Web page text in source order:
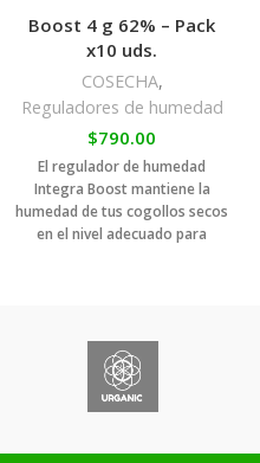
Boost 4 g 62% – Pack
x10 uds.
COSECHA,
Reguladores de humedad
$790.00
El regulador de humedad
Integra Boost mantiene la
humedad de tus cogollos secos
en el nivel adecuado para